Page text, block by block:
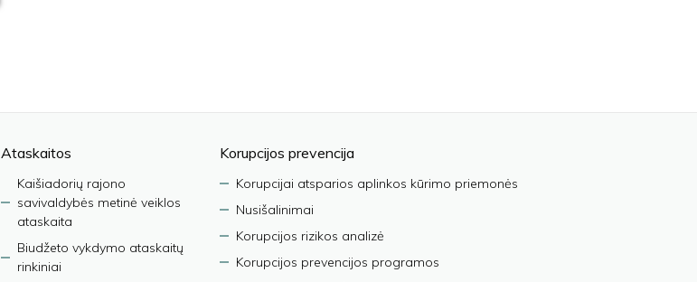
Ataskaitos
Kaišiadorių rajono
savivaldybės metinė veiklos
ataskaita
Biudžeto vykdymo ataskaitų
rinkiniai
Korupcijos prevencija
Korupcijai atsparios aplinkos kūrimo priemonės
Nusišalinimai
Korupcijos rizikos analizė
Korupcijos prevencijos programos